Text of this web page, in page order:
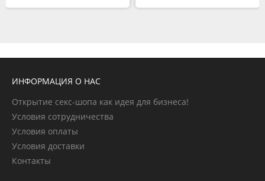
ИНФОРМАЦИЯ О НАС
Открытие секс-шопа как идея для бизнеса!
Условия сотрудничества
Условия оплаты
Условия доставки
Контакты